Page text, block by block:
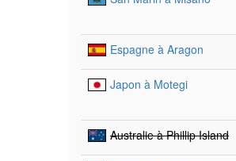
Espagne à Aragon
Japon à Motegi
Australie à Phillip Island